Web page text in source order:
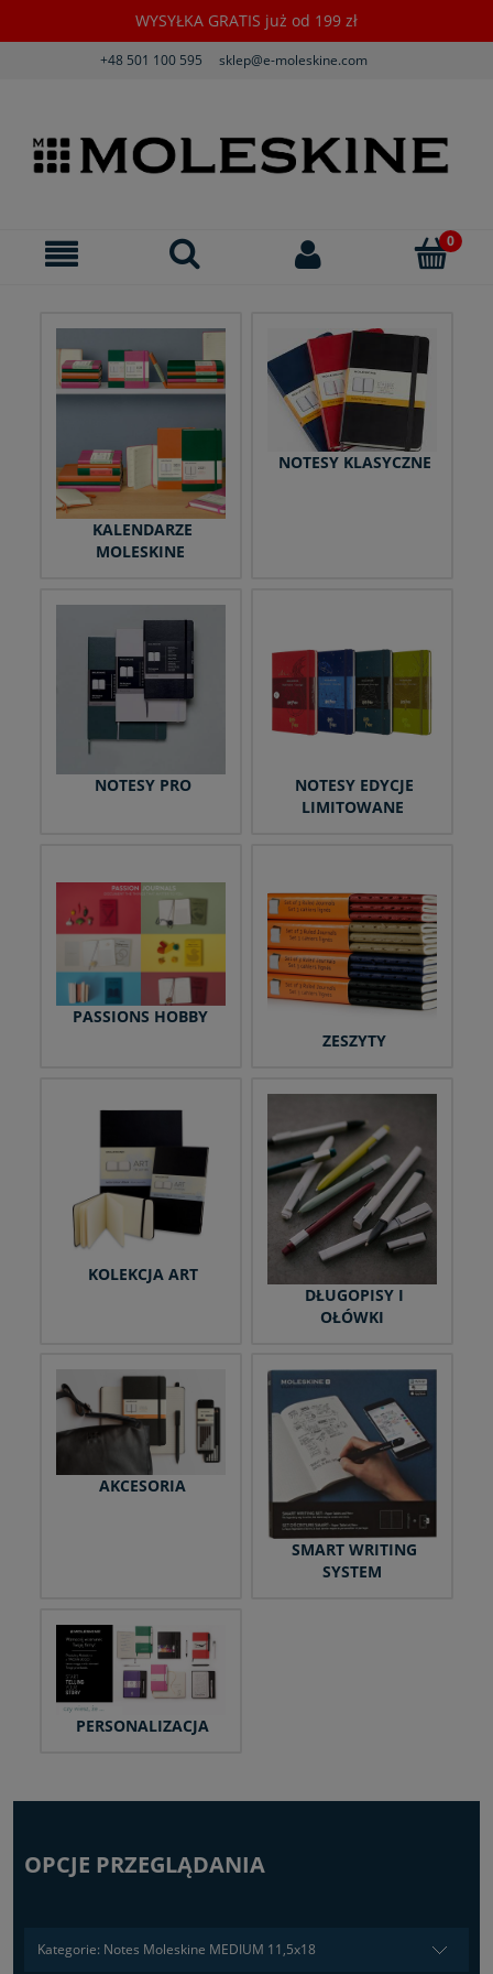
WYSYŁKA GRATIS już od 199 zł
+48 501 100 595 sklep@e-moleskine.com
KALENDARZE
MOLESKINE
NOTESY KLASYCZNE
NOTESY PRO
NOTESY EDYCJE
LIMITOWANE
PASSIONS HOBBY
ZESZYTY
KOLEKCJA ART
DŁUGOPISY I
OŁÓWKI
AKCESORIA
SMART WRITING
SYSTEM
PERSONALIZACJA
OPCJE PRZEGLĄDANIA
Kategorie: Notes Moleskine MEDIUM 11,5x18